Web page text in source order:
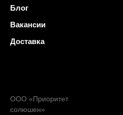
Блог
Вакансии
Доставка
ООО «Приоритет
солюшен»